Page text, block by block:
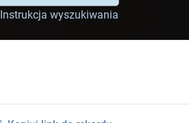
Instrukcja wyszukiwania